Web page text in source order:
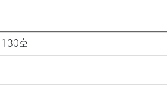
130호